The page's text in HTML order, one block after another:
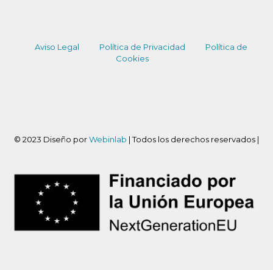
Aviso Legal Política de Privacidad
Política de
Cookies
© 2023 Diseño porWebinlab | Todos los derechos reservados |